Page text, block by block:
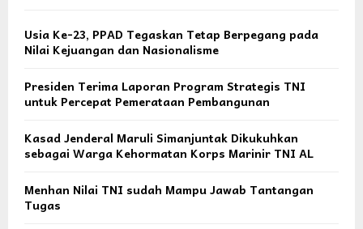
Usia Ke-23, PPAD Tegaskan Tetap Berpegang pada
Nilai Kejuangan dan Nasionalisme
Presiden Terima Laporan Program Strategis TNI
untuk Percepat Pemerataan Pembangunan
Kasad Jenderal Maruli Simanjuntak Dikukuhkan
sebagai Warga Kehormatan Korps Marinir TNI AL
Menhan Nilai TNI sudah Mampu Jawab Tantangan
Tugas